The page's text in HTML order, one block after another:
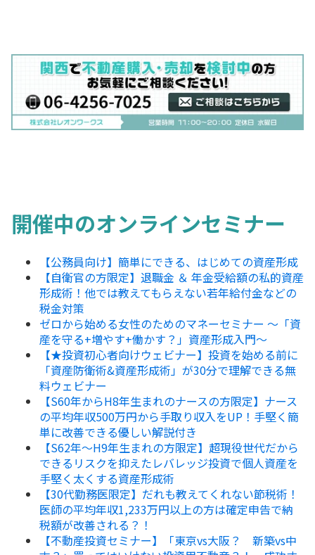
開催中のオンラインセミナー
【公務員向け】簡単にできる、はじめての資産形成
【自衛官の方限定】退職金 ＆ 年金受給額の私的資産
形成術！他では教えてもらえない若年給付金などの
税金対策
ゼロから始める女性のためのマネーセミナー ～「資
産を守る+増やす+働かす？」資産形成入門～
【★投資初心者向けウェビナー】投資を始める前に
「資産防衛術&資産形成術」が30分で理解できる無
料ウェビナー
【S60年からH8年生まれのナースの方限定】ナース
の平均年収500万円から手取り収入をUP！手堅く簡
単に改善できる優しい解説付き
【S62年～H9年生まれの方限定】超現役世代だから
できるリスクを抑えたレバレッジ投資で個人資産を
手堅く太くする資産形成術
【30代勤務医限定】だれも教えてくれない節税術！
医師の平均年収1,233万円以上の方は確定申告で納
税額が改善される？！
【不動産投資セミナー】「東京vs大阪？ 新築vs中